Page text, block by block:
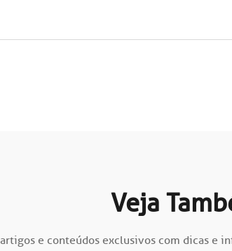
Veja
e conteúdos exclusivos com dicas e